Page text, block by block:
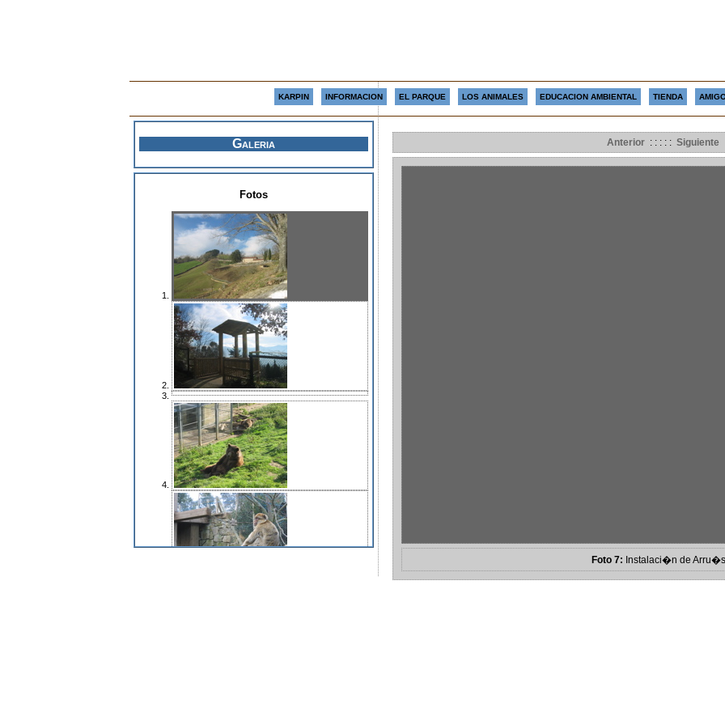
KARPIN INFORMACION EL PARQUE LOS ANIMALES EDUCACION AMBIENTAL TIENDA
Galeria
Fotos
Anterior : : : : :Siguiente
Foto 7: Instalaci�n de